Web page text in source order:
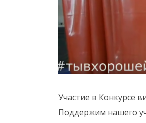
Участие в Конкурсе
Поддержим нашего